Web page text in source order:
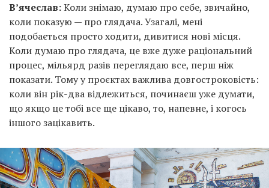
В’ячеслав:Коли знімаю, думаю про себе, звичайно,
коли показую — про глядача. Узагалі, мені
подобається просто ходити, дивитися нові місця.
Коли думаю про глядача, це вже дуже раціональний
процес, мільярд разів переглядаю все, перш ніж
показати. Тому у проєктах важлива довгостроковість:
коли він рік-два відлежиться, починаєш уже думати,
що якщо це тобі все ще цікаво, то, напевне, і когось
іншого зацікавить.